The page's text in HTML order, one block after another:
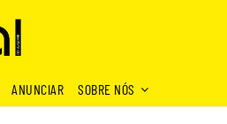
ANUNCIAR SOBRE NÓS